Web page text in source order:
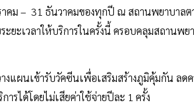
าคม – 31 ธันวาคมของทุกปี ณ สถานพยาบาล
ยะเวลาให้บริการในครั้งนี้ ครอบคลุมสถานพย
นเข้ารับวัคซีนเพื่อเสริมสร้างภูมิคุ้มกัน ลดค
รได้โดยไม่เสียค่าใช้จ่ายปีละ 1 ครั้ง